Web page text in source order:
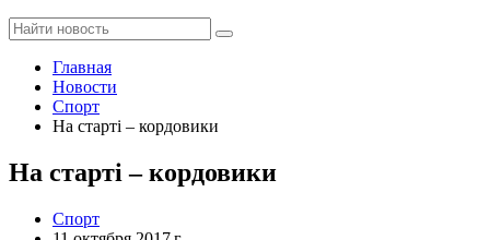
Главная
Новости
Спорт
На старті – кордовики
На старті – кордовики
Спорт